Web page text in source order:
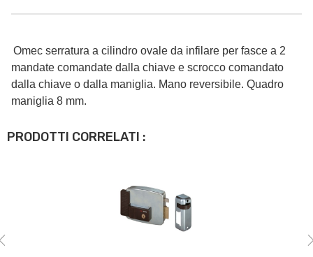
Omec serratura a cilindro ovale da infilare per fasce a 2
mandate comandate dalla chiave e scrocco comandato
dalla chiave o dalla maniglia. Mano reversibile. Quadro
maniglia 8 mm.
PRODOTTI CORRELATI :